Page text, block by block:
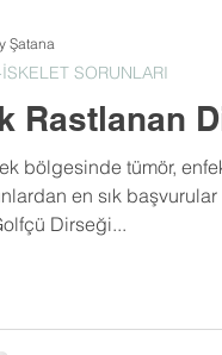
Rastlanan
bölgesinde tümör,
en sık
Dirseği...
SORUNLARI
Şatana